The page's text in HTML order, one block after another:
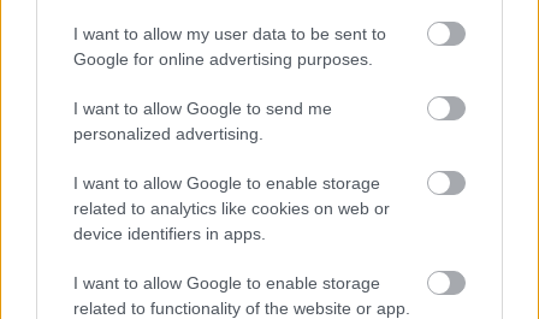
I want to allow my user data to be sent to
Google for online advertising purposes.
I want to allow Google to send me
personalized advertising.
I want to allow Google to enable storage
related to analytics like cookies on web or
device identifiers in apps.
I want to allow Google to enable storage
related to functionality of the website or app.